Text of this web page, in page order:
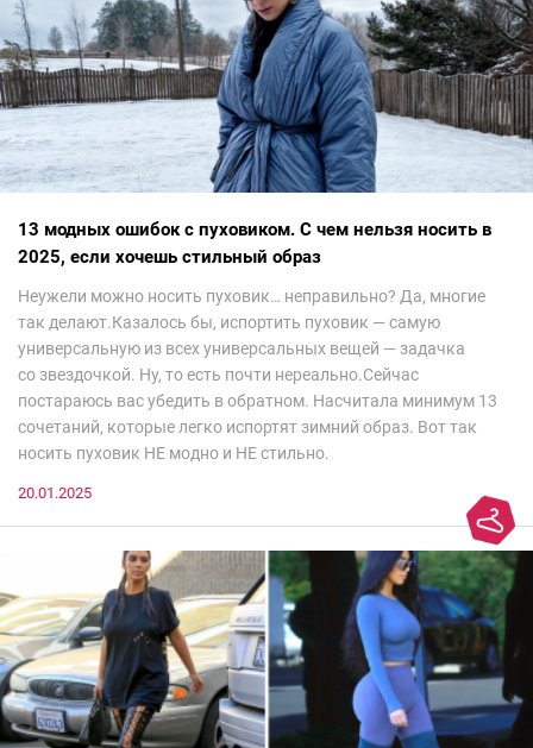
13 модных ошибок с пуховиком. С чем нельзя носить в
2025, если хочешь стильный образ
Неужели можно носить пуховик… неправильно? Да, многие
так делают.Казалось бы, испортить пуховик — самую
универсальную из всех универсальных вещей — задачка
со звездочкой. Ну, то есть почти нереально.Сейчас
постараюсь вас убедить в обратном. Насчитала минимум 13
сочетаний, которые легко испортят зимний образ. Вот так
носить пуховик НЕ модно и НЕ стильно.
20.01.2025